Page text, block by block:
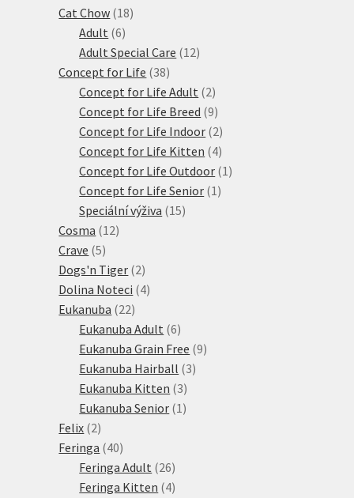
Cat Chow 1818
Adult 66
produktů
Adult Special Care 1212
Concept for Life 3838
produktů
Concept for Life Adult 22
produkty
Concept for Life Breed 99
produktů
Concept for Life Indoor 22
produkty
Concept for Life Kitten 44
produkty
Concept for Life Outdoor 1 1
Concept for Life Senior 1 1
Speciální výživa 1515
Cosma 1212
Crave 55
produktů
Dogs'n Tiger 22
produkty
Dolina Noteci 44
Eukanuba 2222
produktů
Eukanuba Adult 66
produktů
Eukanuba Grain Free 99
Eukanuba Hairball 33
Eukanuba Kitten 33
produkty
Eukanuba Senior 1 1
Felix 22
produkty
Feringa 4040
produktů
Feringa Adult 2626
produktů
Feringa Kitten 44